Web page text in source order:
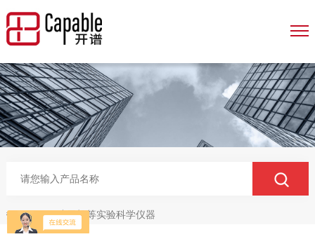
热门关键词：冻干机等实验科学仪器